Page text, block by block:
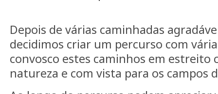
Depois de várias caminhadas
decidimos criar um percurso com
convosco estes caminhos em estreito
natureza e com vista para os campos